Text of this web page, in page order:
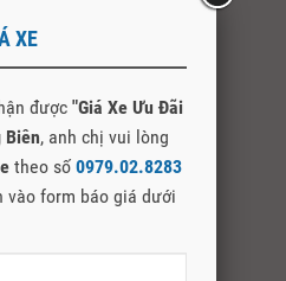
XE
được "Giá Xe Ưu Đãi
Biên, anh chị vui lòng
theo số 0979.02.8283
vào form báo giá dưới